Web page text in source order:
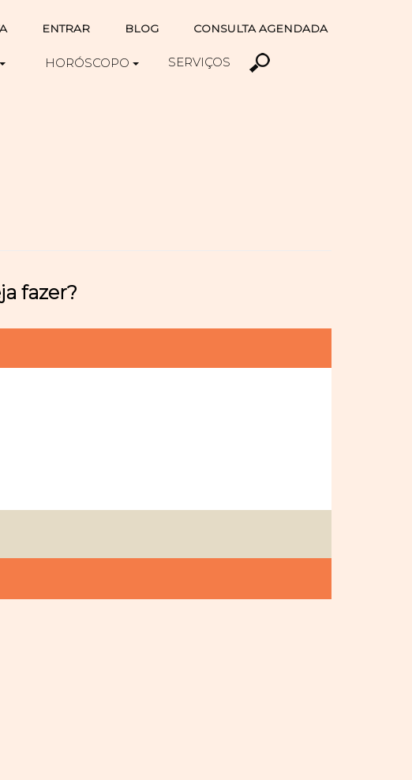
ENTRAR BLOG CONSULTA AGENDADA
HORÓSCOPO SERVIÇOS
fazer?